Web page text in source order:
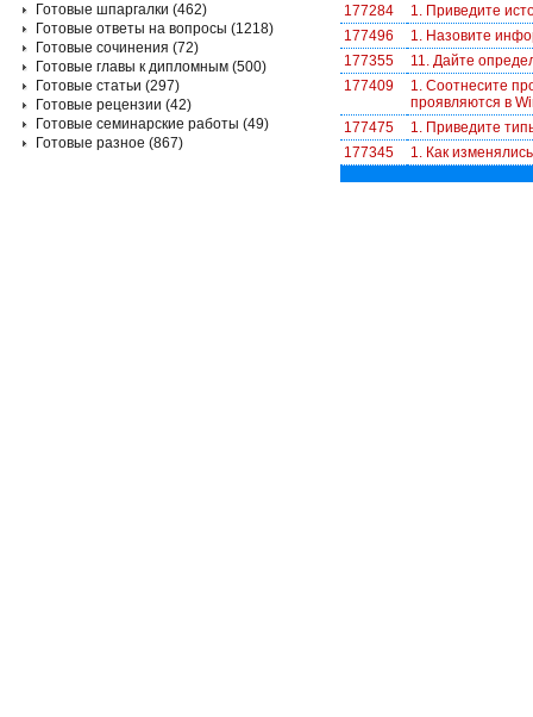
177284
1. Приведите
177496
1. Назовите
177355
11. Дайте
177409
1. Соотнесите
проявляются в
177475
1. Приведите
177345
1. Как
Готовые шпаргалки (462)
Готовые ответы на вопросы (1218)
Готовые сочинения (72)
Готовые главы к дипломным (500)
Готовые статьи (297)
Готовые рецензии (42)
Готовые семинарские работы (49)
Готовые разное (867)